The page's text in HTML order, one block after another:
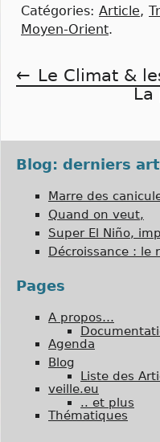
Catégories: Article,
Moyen-Orient.
l’article
Le Climat &
La
Blog: derniers
Marre des
Quand on veut,
Super El Niño,
Décroissance : le
Pages
A propos…
Agenda
Blog
Liste des
veille.eu
.. et plus
Thématiques